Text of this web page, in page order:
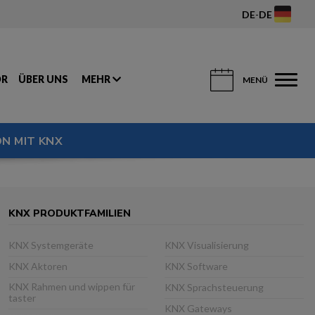
DE-DE
ÜBER UNS MEHR MENÜ
MIT KNX
KNX PRODUKTFAMILIEN
KNX Systemgeräte
KNX Aktoren
KNX Rahmen und wippen für
taster
KNX Visualisierung
KNX Software
KNX Sprachsteuerung
KNX Gateways